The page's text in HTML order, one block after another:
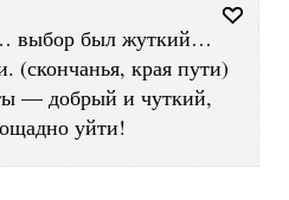
выбор был жуткий…
(скончанья, края пути)
— добрый и чуткий,
уйти!